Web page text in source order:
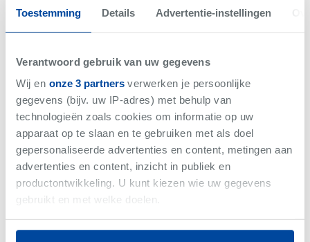
Toestemming Details Advertentie-instellingen
Verantwoord gebruik van uw gegevens
Wij en onze 3 partnersverwerken je persoonlijke
gegevens (bijv. uw IP-adres) met behulp van
technologieën zoals cookies om informatie op uw
apparaat op te slaan en te gebruiken met als doel
gepersonaliseerde advertenties en content, metingen aan
advertenties en content, inzicht in publiek en
productontwikkeling. U kunt kiezen wie uw gegevens
gebruikt en met welke doelen.
Als u het toestaat, willen we ook graag:
2 slaapkamer(s)
Net gemist
VERKOCHT